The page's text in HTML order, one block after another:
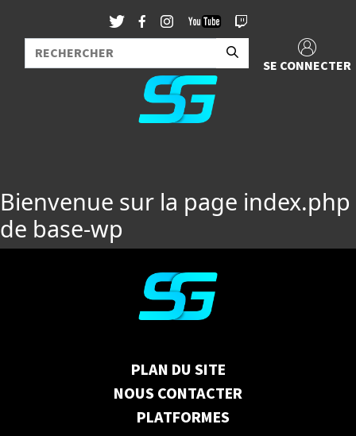
SE CONNECTER
Bienvenue sur la page index.php
de base-wp
PLAN DU SITE
NOUS CONTACTER
PLATFORMES